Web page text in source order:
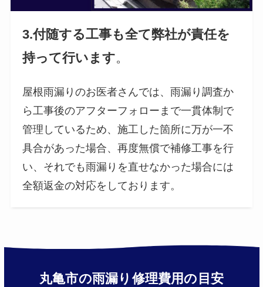
3.付随する工事も全て弊社が責任を
持って行います。
屋根雨漏りのお医者さんでは、雨漏り調査か
ら工事後のアフターフォローまで一貫体制で
管理しているため、施工した箇所に万が一不
具合があった場合、再度無償で補修工事を行
い、それでも雨漏りを直せなかった場合には
全額返金の対応をしております。
丸亀市の雨漏り修理費用の目安